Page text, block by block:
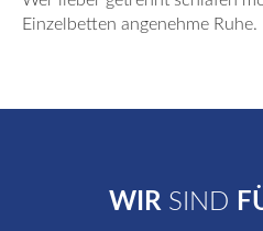
Einzelbetten angenehme Ruhe.
WIR SIND